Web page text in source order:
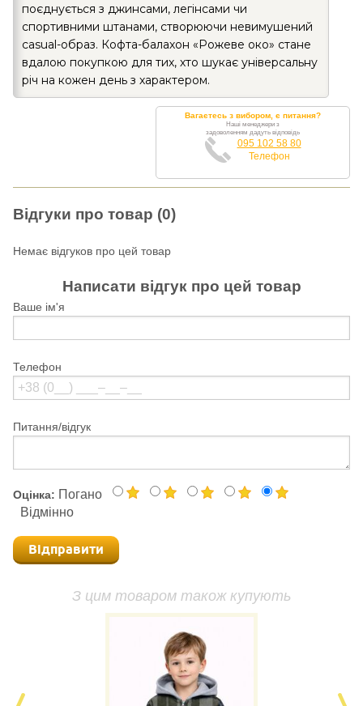
поєднується з джинсами, легінсами чи
спортивними штанами, створюючи невимушений
casual-образ. Кофта-балахон «Рожеве око» стане
вдалою покупкою для тих, хто шукає універсальну
річ на кожен день з характером.
Вагаєтесь з вибором, є питання?
Наші менеджери з
задоволенням дадуть відповідь
095 102 58 80
Телефон
Відгуки про товар (0)
Немає відгуков про цей товар
Написати відгук про цей товар
Ваше ім'я
Телефон
Питання/відгук
Оцінка: Погано
Відмінно
Відправити
З цим товаром також купують